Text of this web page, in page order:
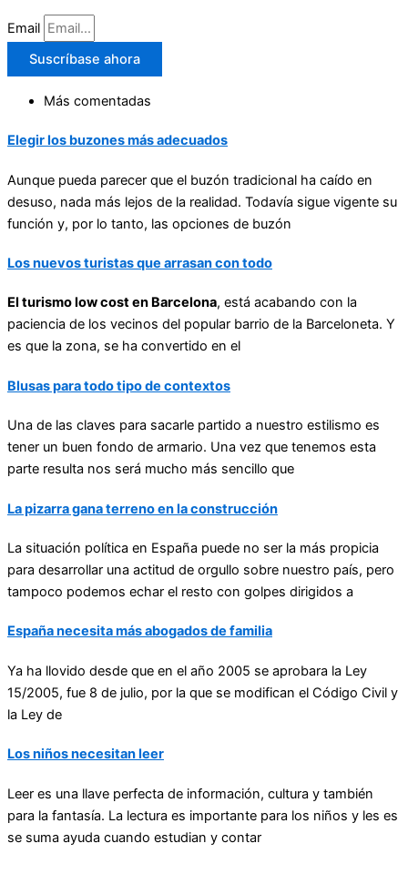
Email
Suscríbase ahora
Más comentadas
Elegir los buzones más adecuados
Aunque pueda parecer que el buzón tradicional ha caído en
desuso, nada más lejos de la realidad. Todavía sigue vigente su
función y, por lo tanto, las opciones de buzón
Los nuevos turistas que arrasan con todo
El turismo low cost en Barcelona, está acabando con la
paciencia de los vecinos del popular barrio de la Barceloneta. Y
es que la zona, se ha convertido en el
Blusas para todo tipo de contextos
Una de las claves para sacarle partido a nuestro estilismo es
tener un buen fondo de armario. Una vez que tenemos esta
parte resulta nos será mucho más sencillo que
La pizarra gana terreno en la construcción
La situación política en España puede no ser la más propicia
para desarrollar una actitud de orgullo sobre nuestro país, pero
tampoco podemos echar el resto con golpes dirigidos a
España necesita más abogados de familia
Ya ha llovido desde que en el año 2005 se aprobara la Ley
15/2005, fue 8 de julio, por la que se modifican el Código Civil y
la Ley de
Los niños necesitan leer
Leer es una llave perfecta de información, cultura y también
para la fantasía. La lectura es importante para los niños y les es
se suma ayuda cuando estudian y contar